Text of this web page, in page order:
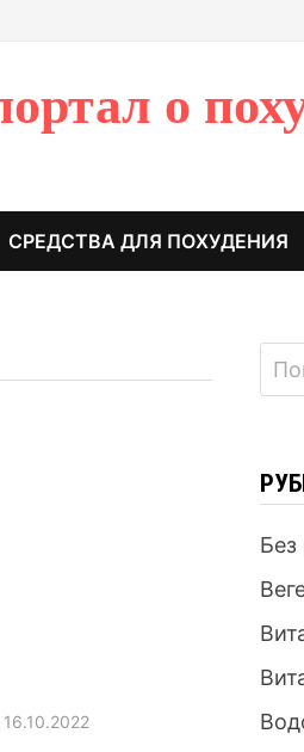
о
СРЕДСТВА ДЛЯ ПОХУДЕНИЯ
16.10.2022
Без